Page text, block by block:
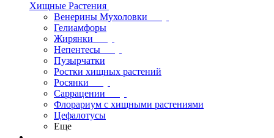
Хищные Растения
Венерины Мухоловки
Гелиамфоры
Жирянки
Непентесы
Пузырчатки
Ростки хищных растений
Росянки
Саррацении
Флорариум с хищными растениями
Цефалотусы
Еще